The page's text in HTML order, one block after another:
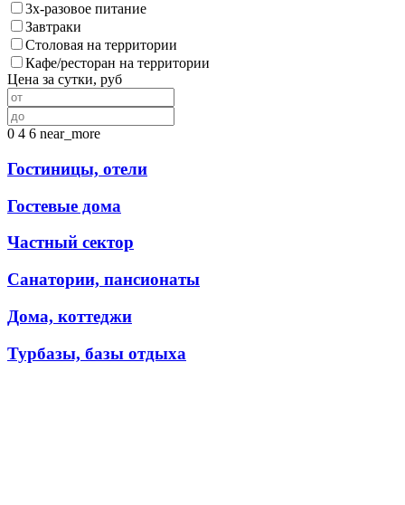
3х-разовое питание
Завтраки
Столовая на территории
Кафе/ресторан на территории
Цена за сутки, руб
0 4 6 near_more
Гостиницы, отели
Гостевые дома
Частный сектор
Санатории, пансионаты
Дома, коттеджи
Турбазы, базы отдыха